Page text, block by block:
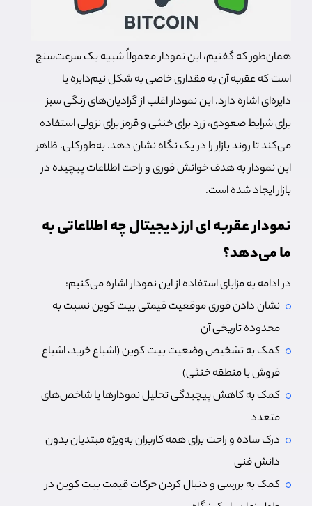
همان‌طور که گفتیم، این نمودار معمولاً شبیه یک سرعت‌سنج
است که عقربه آن به مقداری خاصی به شکل نیم‌دایره یا
دایره‌ای اشاره دارد. این نمودار اغلب از گرادیان‌های رنگی سبز
برای شرایط صعودی، زرد برای خنثی و قرمز برای نزولی استفاده
می‌کند تا روند بازار را در یک نگاه نشان دهد. به‌طور‌کلی، ظاهر
این نمودار به هدف خوانش فوری و راحت اطلاعات پیچیده در
بازار ایجاد شده است.
نمودار عقربه ای ارز دیجیتال چه اطلاعاتی به
ما می‌دهد؟
در ادامه به مزایای استفاده از این نمودار اشاره می‌کنیم:
نشان دادن فوری موقعیت قیمتی بیت کوین نسبت به
محدوده تاریخی آن
کمک به تشخیص وضعیت بیت کوین (اشباع خرید، اشباع
فروش یا منطقه خنثی)
کمک به کاهش پیچیدگی تحلیل نمودارها یا شاخص‌های
متعدد
درک ساده و راحت برای همه کاربران به‌ویژه مبتدیان بدون
دانش فنی
کمک به بررسی و دنبال کردن حرکات قیمت بیت کوین در